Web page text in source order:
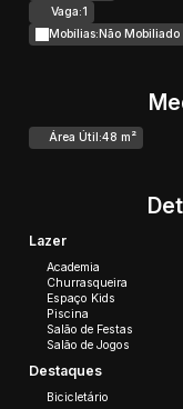
Vaga:1
Mobílias:Não Mobiliado
Área Útil:48 m²
Lazer
Academia
Churrasqueira
Espaço Kids
Piscina
Salão de Festas
Salão de Jogos
Destaques
Bicicletário